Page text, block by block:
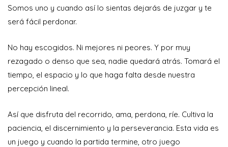
Somos uno y cuando así lo sientas dejarás de juzgar y te
será fácil perdonar.
No hay escogidos. Ni mejores ni peores. Y por muy
rezagado o denso que sea, nadie quedará atrás. Tomará el
tiempo, el espacio y lo que haga falta desde nuestra
percepción lineal.
Así que disfruta del recorrido, ama, perdona, ríe. Cultiva la
paciencia, el discernimiento y la perseverancia. Esta vida es
un juego y cuando la partida termine, otro juego